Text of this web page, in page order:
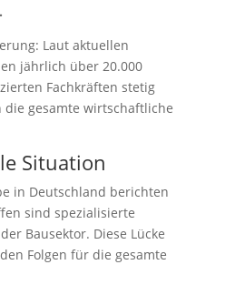
Laut aktuellen
jährlich über 20.000
Fachkräften stetig
gesamte wirtschaftliche
Situation
in Deutschland berichten
sind spezialisierte
Bausektor. Diese Lücke
Folgen für die gesamte